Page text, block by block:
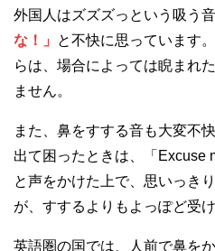
外国人はズズズっという吸う
な！」
と不快に思っています
らは、場合によっては睨まれ
ません。
また、鼻をすする音も大変不
出て困ったときは、「Excuse
と声をかけた上で、思いっき
が、すするよりもよっぽど受
英語圏の国では、人前で鼻を